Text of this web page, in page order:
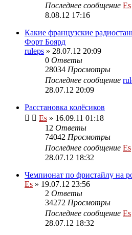
Последнее сообщение Es
8.08.12 17:16
Какие французские
Форт Боярд
ruleps » 28.07.12 20:09
0 Ответы
28034 Просмотры
Последнее сообщение
28.07.12 20:09
Расстановка колёсиков
Es » 16.09.11 01:18
12 Ответы
74042 Просмотры
Последнее сообщение Es
28.07.12 18:32
Чемпионат по фристайлу на
Es » 19.07.12 23:56
2 Ответы
34272 Просмотры
Последнее сообщение Es
28.07.12 18:32